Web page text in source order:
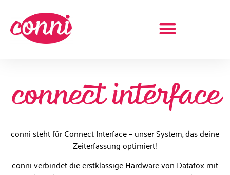
connect interface
conni steht für Connect Interface – unser System, das deine
Zeiterfassung optimiert!
conni verbindet die erstklassige Hardware von Datafox mit